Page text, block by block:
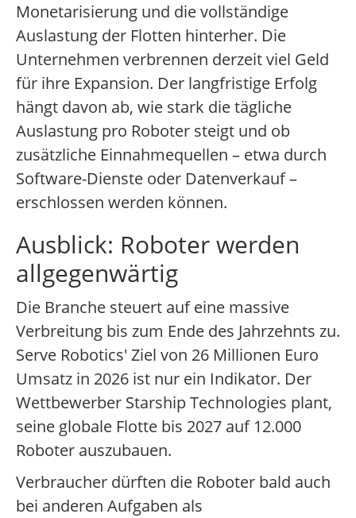
Monetarisierung und die vollständige
Auslastung der Flotten hinterher. Die
Unternehmen verbrennen derzeit viel Geld
für ihre Expansion. Der langfristige Erfolg
hängt davon ab, wie stark die tägliche
Auslastung pro Roboter steigt und ob
zusätzliche Einnahmequellen – etwa durch
Software-Dienste oder Datenverkauf –
erschlossen werden können.
Ausblick: Roboter werden
allgegenwärtig
Die Branche steuert auf eine massive
Verbreitung bis zum Ende des Jahrzehnts zu.
Serve Robotics' Ziel von 26 Millionen Euro
Umsatz in 2026 ist nur ein Indikator. Der
Wettbewerber Starship Technologies plant,
seine globale Flotte bis 2027 auf 12.000
Roboter auszubauen.
Verbraucher dürften die Roboter bald auch
bei anderen Aufgaben als